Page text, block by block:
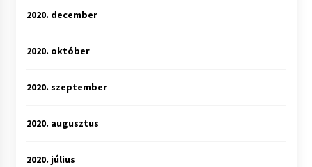
2020. december
2020. október
2020. szeptember
2020. augusztus
2020. július